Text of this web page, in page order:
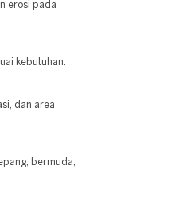
erosi pada
kebutuhan.
dan area
bermuda,